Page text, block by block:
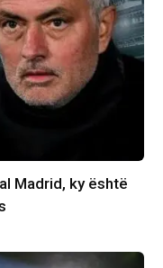
Madrid, ky është